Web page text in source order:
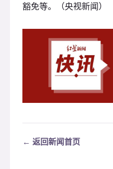
豁免等。（央视新闻）
← 返回新闻首页